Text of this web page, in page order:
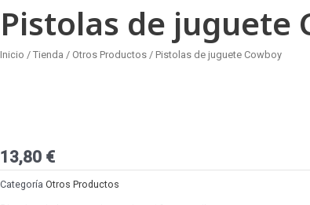
Pistolas de juguete
Inicio / Tienda / Otros Productos / Pistolas de juguete Cowboy
13,80 €
Categoría Otros Productos